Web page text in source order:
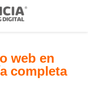
web en
completa